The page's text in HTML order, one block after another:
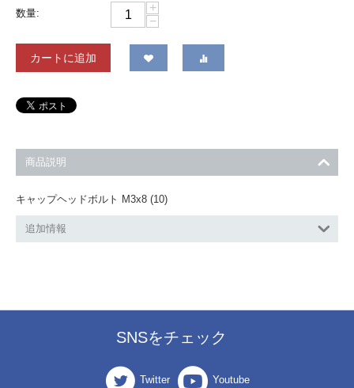
数量:
+
−
カートに追加
商品説明
キャップヘッドボルト M3x8 (10)
追加情報
SNSをチェック
Twitter Youtube